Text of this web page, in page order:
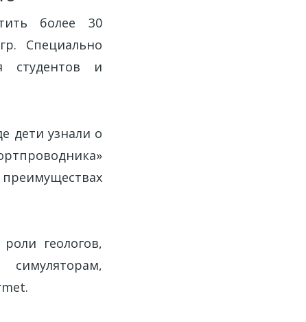
более 30
Специально
студентов и
дети узнали о
геологов,